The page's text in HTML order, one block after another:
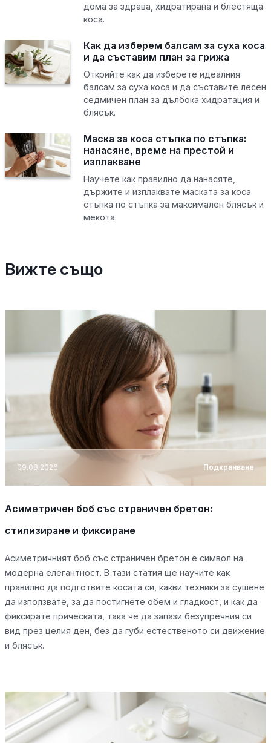
дома за здрава, хидратирана и блестяща
коса.
Как да изберем балсам за суха коса
и да съставим план за грижа
Открийте как да изберете идеалния
балсам за суха коса и да съставите лесен
седмичен план за дълбока хидратация и
блясък.
Маска за коса стъпка по стъпка:
нанасяне, време на престой и
изплакване
Научете как правилно да нанасяте,
държите и изплаквате маската за коса
стъпка по стъпка за максимален блясък и
мекота.
Вижте също
09.08.2026 Подхранване
Асиметричен боб със страничен бретон:
стилизиране и фиксиране
Асиметричният боб със страничен бретон е символ на
модерна елегантност. В тази статия ще научите как
правилно да подготвите косата си, какви техники за сушене
да използвате, за да постигнете обем и гладкост, и как да
фиксирате прическата, така че да запази безупречния си
вид през целия ден, без да губи естественото си движение
и блясък.